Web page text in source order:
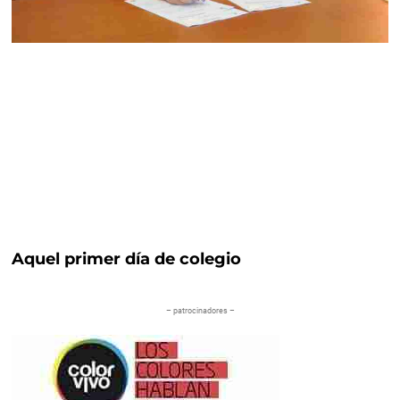
Aquel primer día de colegio
– patrocinadores –